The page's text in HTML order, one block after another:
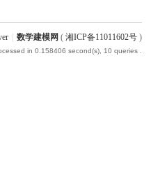
数学建模网 ( 湘ICP备11011602号)
in 0.158406 second(s), 10 queries .